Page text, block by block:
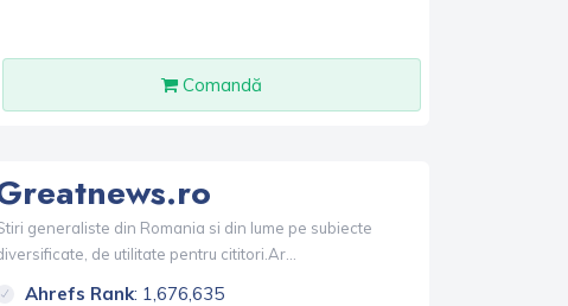
Comandă
generaliste din Romania si din lume pe subiecte
de utilitate pentru cititori.Ar...
Ahrefs Rank: 1,676,635